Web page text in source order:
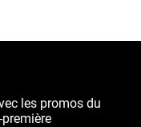
les promos du